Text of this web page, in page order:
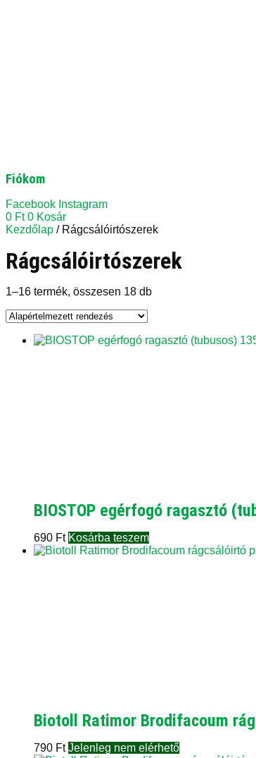
Fiókom
Facebook Instagram
0 Ft 0 Kosár
Kezdőlap / Rágcsálóirtószerek
Rágcsálóirtószerek
1–16 termék, összesen 18 db
BIOSTOP egérfogó ragasztó
690 Ft Kosárba teszem
Biotoll Ratimor Brodifacoum
790 Ft Jelenleg nem elérhető